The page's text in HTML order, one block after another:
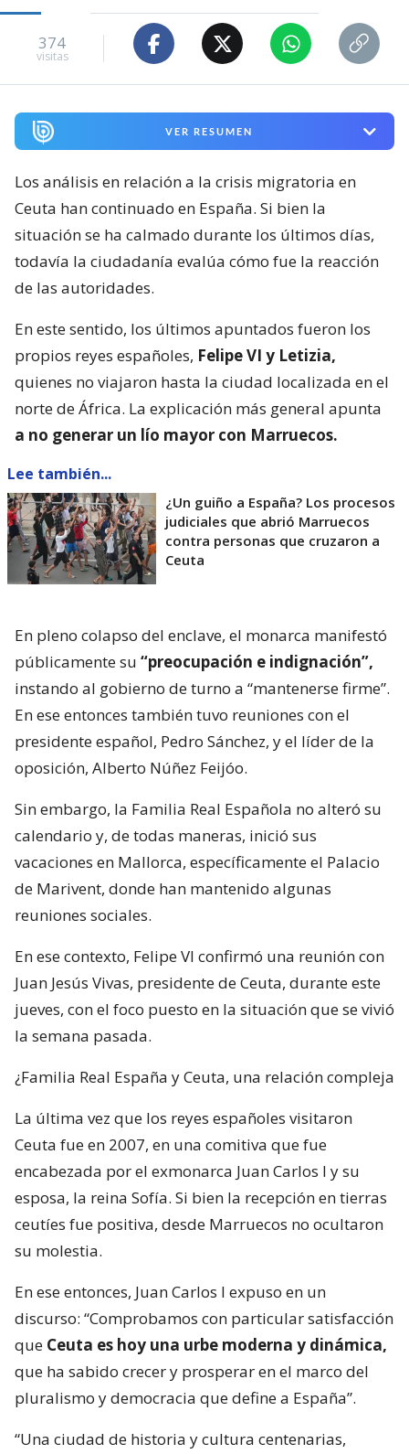
374
visitas
VER RESUMEN
Los análisis en relación a la crisis migratoria en
Ceuta han continuado en España. Si bien la
situación se ha calmado durante los últimos días,
todavía la ciudadanía evalúa cómo fue la reacción
de las autoridades.
En este sentido, los últimos apuntados fueron los
propios reyes españoles, Felipe VI y Letizia,
quienes no viajaron hasta la ciudad localizada en el
norte de África. La explicación más general apunta
a no generar un lío mayor con Marruecos.
Lee también...
¿Un guiño a España? Los procesos
judiciales que abrió Marruecos
contra personas que cruzaron a
Ceuta
En pleno colapso del enclave, el monarca manifestó
públicamente su “preocupación e indignación”,
instando al gobierno de turno a “mantenerse firme”.
En ese entonces también tuvo reuniones con el
presidente español, Pedro Sánchez, y el líder de la
oposición, Alberto Núñez Feijóo.
Sin embargo, la Familia Real Española no alteró su
calendario y, de todas maneras, inició sus
vacaciones en Mallorca, específicamente el Palacio
de Marivent, donde han mantenido algunas
reuniones sociales.
En ese contexto, Felipe VI confirmó una reunión con
Juan Jesús Vivas, presidente de Ceuta, durante este
jueves, con el foco puesto en la situación que se vivió
la semana pasada.
¿Familia Real España y Ceuta, una relación compleja
La última vez que los reyes españoles visitaron
Ceuta fue en 2007, en una comitiva que fue
encabezada por el exmonarca Juan Carlos I y su
esposa, la reina Sofía. Si bien la recepción en tierras
ceutíes fue positiva, desde Marruecos no ocultaron
su molestia.
En ese entonces, Juan Carlos I expuso en un
discurso: “Comprobamos con particular satisfacción
que Ceuta es hoy una urbe moderna y dinámica,
que ha sabido crecer y prosperar en el marco del
pluralismo y democracia que define a España”.
“Una ciudad de historia y cultura centenarias,